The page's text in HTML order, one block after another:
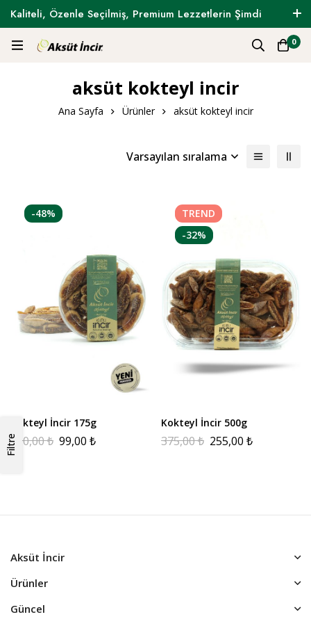
Kaliteli, Özenle Seçilmiş, Premium Lezzetlerin Şimdi
Tam Zamanı !
0
aksüt kokteyl incir
Ana Sayfa Ürünler aksüt kokteyl incir
Filtre
Varsayılan sıralama
-48%
Kokteyl İncir 175g
190,00₺ 99,00 ₺
TREND
-32%
Kokteyl İncir 500g
375,00₺ 255,00 ₺
Aksüt İncir
Ürünler
Güncel